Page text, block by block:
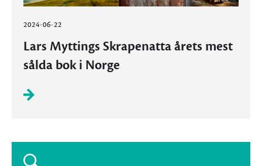
2024-06-22
Lars Myttings Skrapenatta årets mest
sålda bok i Norge